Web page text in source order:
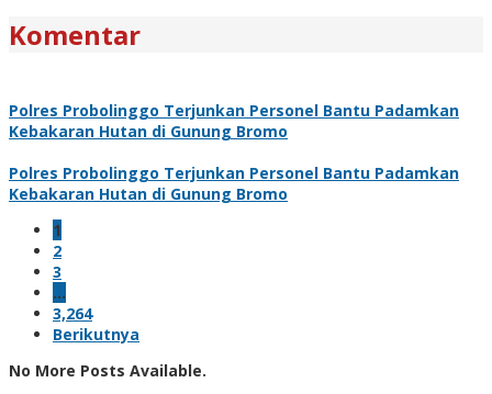
Komentar
Polres Probolinggo Terjunkan Personel Bantu Padamkan
Kebakaran Hutan di Gunung Bromo
Polres Probolinggo Terjunkan Personel Bantu Padamkan
Kebakaran Hutan di Gunung Bromo
1
2
3
…
3,264
Berikutnya
No More Posts Available.